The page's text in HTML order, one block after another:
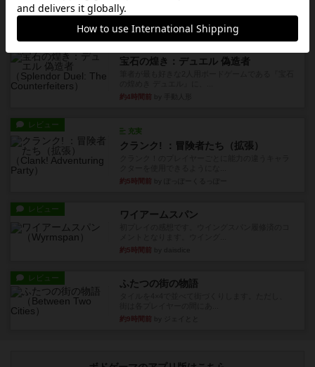
約3時間前
レビュー
宝石の煌き：デュエル 偽造者
約4時間前
レビュー
充実
クランク! ：冒険者たち（拡張）
約5時間前
レビュー ワイアームスパン
約5時間前
レビュー ふたつの街の物語
約9時間前